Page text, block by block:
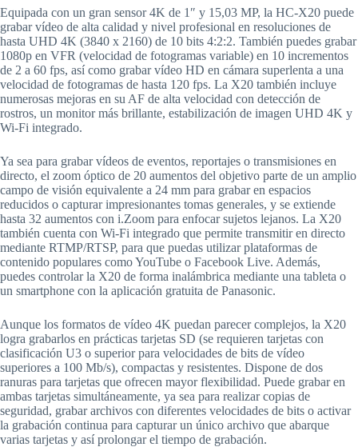
Equipada con un gran sensor 4K de 1″ y 15,03 MP, la HC-X20 puede
grabar vídeo de alta calidad y nivel profesional en resoluciones de
hasta UHD 4K (3840 x 2160) de 10 bits 4:2:2. También puedes grabar
1080p en VFR (velocidad de fotogramas variable) en 10 incrementos
de 2 a 60 fps, así como grabar vídeo HD en cámara superlenta a una
velocidad de fotogramas de hasta 120 fps. La X20 también incluye
numerosas mejoras en su AF de alta velocidad con detección de
rostros, un monitor más brillante, estabilización de imagen UHD 4K y
Wi-Fi integrado.
Ya sea para grabar vídeos de eventos, reportajes o transmisiones en
directo, el zoom óptico de 20 aumentos del objetivo parte de un amplio
campo de visión equivalente a 24 mm para grabar en espacios
reducidos o capturar impresionantes tomas generales, y se extiende
hasta 32 aumentos con i.Zoom para enfocar sujetos lejanos. La X20
también cuenta con Wi-Fi integrado que permite transmitir en directo
mediante RTMP/RTSP, para que puedas utilizar plataformas de
contenido populares como YouTube o Facebook Live. Además,
puedes controlar la X20 de forma inalámbrica mediante una tableta o
un smartphone con la aplicación gratuita de Panasonic.
Aunque los formatos de vídeo 4K puedan parecer complejos, la X20
logra grabarlos en prácticas tarjetas SD (se requieren tarjetas con
clasificación U3 o superior para velocidades de bits de vídeo
superiores a 100 Mb/s), compactas y resistentes. Dispone de dos
ranuras para tarjetas que ofrecen mayor flexibilidad. Puede grabar en
ambas tarjetas simultáneamente, ya sea para realizar copias de
seguridad, grabar archivos con diferentes velocidades de bits o activar
la grabación continua para capturar un único archivo que abarque
varias tarjetas y así prolongar el tiempo de grabación.